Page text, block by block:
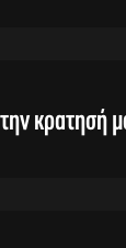
κρατησή